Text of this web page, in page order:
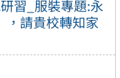
習_服裝專題:永
請貴校轉知家